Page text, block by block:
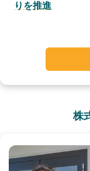
りを推進
株